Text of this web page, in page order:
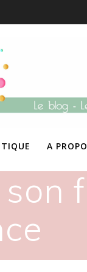
A